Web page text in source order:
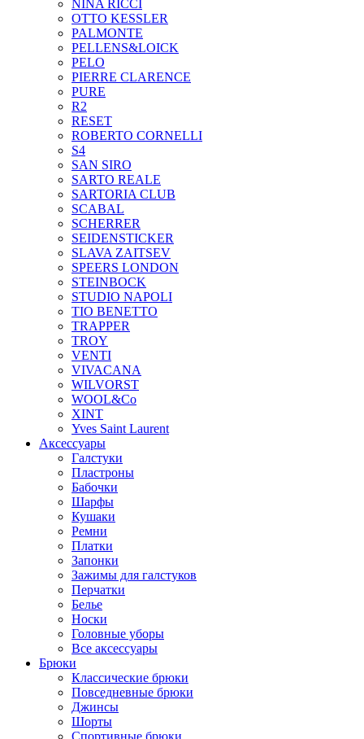
NINA RICCI
OTTO KESSLER
PALMONTE
PELLENS&LOICK
PELO
PIERRE CLARENCE
PURE
R2
RESET
ROBERTO CORNELLI
S4
SAN SIRO
SARTO REALE
SARTORIA CLUB
SCABAL
SCHERRER
SEIDENSTICKER
SLAVA ZAITSEV
SPEERS LONDON
STEINBOCK
STUDIO NAPOLI
TIO BENETTO
TRAPPER
TROY
VENTI
VIVACANA
WILVORST
WOOL&Co
XINT
Yves Saint Laurent
Аксессуары
Галстуки
Пластроны
Бабочки
Шарфы
Кушаки
Ремни
Платки
Запонки
Зажимы для галстуков
Перчатки
Белье
Носки
Головные уборы
Все аксессуары
Брюки
Классические брюки
Повседневные брюки
Джинсы
Шорты
Спортивные брюки